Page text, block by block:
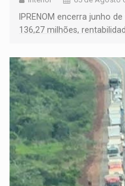
IPRENOM encerra junho
136,27 milhões,